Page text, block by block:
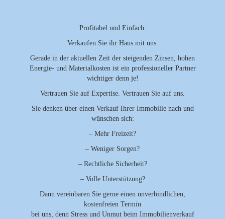
Profitabel und Einfach:
Verkaufen Sie ihr Haus mit uns.
Gerade in der aktuellen Zeit der steigenden Zinsen, hohen
Energie- und Materialkosten ist ein professioneller Partner
wichtiger denn je!
Vertrauen Sie auf Expertise. Vertrauen Sie auf uns.
Sie denken über einen Verkauf Ihrer Immobilie nach und
wünschen sich:
– Mehr Freizeit?
– Weniger Sorgen?
– Rechtliche Sicherheit?
– Volle Unterstützung?
Dann vereinbaren Sie gerne einen unverbindlichen,
kostenfreien Termin
bei uns, denn Stress und Unmut beim Immobilienverkauf